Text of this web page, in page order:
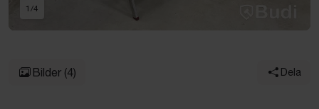
1 /4
Bilder (4) Dela